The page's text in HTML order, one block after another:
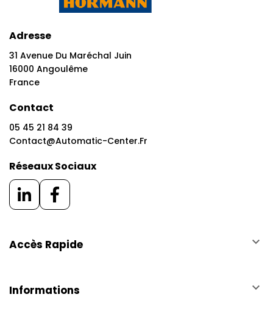
Adresse
31 Avenue Du Maréchal Juin
16000 Angoulême
France
Contact
05 45 21 84 39
Contact@automatic-Center.fr
Réseaux Sociaux
Accès Rapide keyboard_arrow_down
Informations keyboard_arrow_down